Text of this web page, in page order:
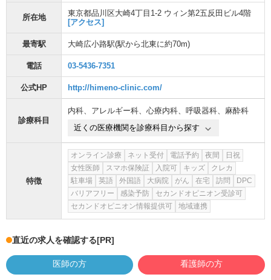
所在地
東京都品川区大崎4丁目1-2 ウィン第2五反田ビル4階
[アクセス]
最寄駅 大崎広小路駅(駅から北東に約70m)
電話 03-5436-7351
公式HP http://himeno-clinic.com/
診療科目
内科、 アレルギー科、 心療内科、 呼吸器科、 麻酔科
近くの医療機関を診療科目から探す
特徴
オンライン診療 ネット受付 電話予約 夜間
日祝
女性医師
スマホ保険証 入院可 キッズ
クレカ
駐車場
英語 外国語 大病院 がん 在宅 訪問
DPC
バリアフリー
感染予防
セカンドオピニオン受診可
セカンドオピニオン情報提供可
地域連携
直近の求人を確認する[PR]
医師の方 看護師の方